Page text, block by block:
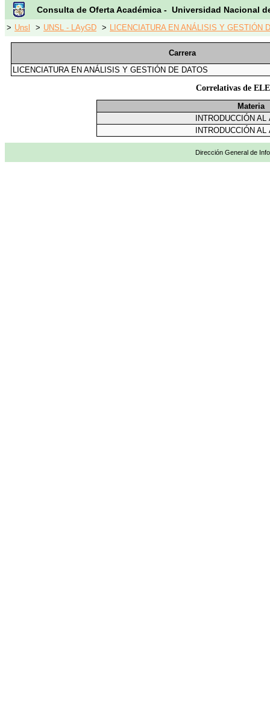
Consulta de Oferta Académica - Universidad Nacional
> Unsl > UNSL - LAyGD > LICENCIATURA EN ANÁLISIS Y GESTIÓN
Carrera
LICENCIATURA EN ANÁLISIS Y GESTIÓN DE DATOS
Correlativas de
Materia
INTRODUCCIÓN
INTRODUCCIÓN
Dirección General de